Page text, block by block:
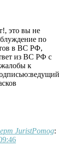
это вы не
по
в ВС РФ,
из ВС РФ с
к
JuristPomog: